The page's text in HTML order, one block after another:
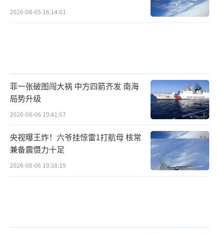
2026-08-05 16:14:01
菲一张破图闯大祸 中方四箭齐发 南海
局势升级
2026-08-06 10:41:07
央视曝王炸！六爷挂惊雷1打航母 核常
兼备震慑力十足
2026-08-06 10:38:19